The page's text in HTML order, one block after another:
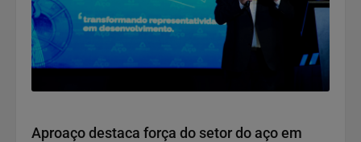
Aproaço destaca força do setor do aço em